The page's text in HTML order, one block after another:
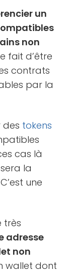
un
non
fait d’être
contrats
par la
des tokens
cas là
la
une
très
adresse
non
wallet dont